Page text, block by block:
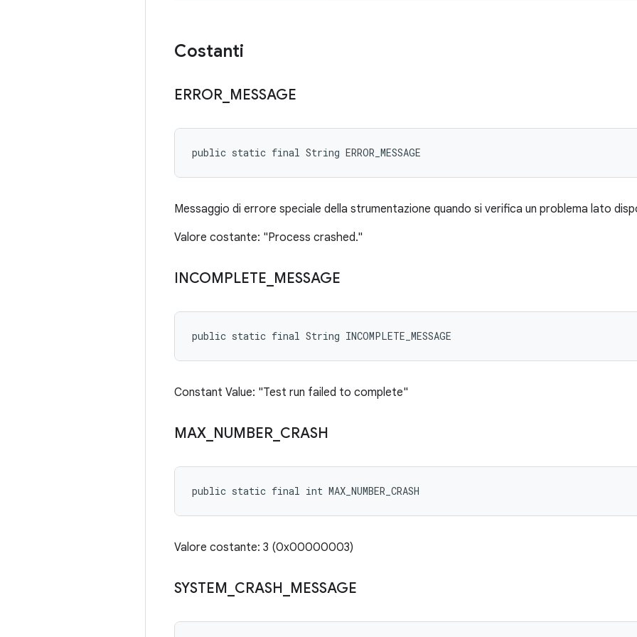
Costanti
ERROR MESSAGE
public static final String ERROR_MESSAGE
Messaggio di errore speciale della strumentazione quando si verifica un problema lato
Valore costante: "Process crashed."
INCOMPLETE MESSAGE
public static final String INCOMPLETE_MESSAGE
Constant Value: "Test run failed to complete"
MAX NUMBER CRASH
public static final int MAX_NUMBER_CRASH
Valore costante: 3 (0x00000003)
SYSTEM CRASH MESSAGE